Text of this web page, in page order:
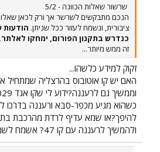
שרשור שאלות הכוונה - 5/2
הנכם מתבקשים לשרשר אך ורק לכאן שאלות
ציבורית, ונשמח לעזור ככל שניתן. הודעות
כנדרש בתקנון הפורום, ימחקו לאלתר.
זה ממש מיותר...
זקוק למידע כלשהו...
האם יש קו אוטובוס בהרצליה שמתחיל
כשהוא מגיע מכפר-סבא ורעננה בדרכו
להיפך?או שמא עדיף לרדת מהרכבת
ולהמשיך לרעננה עם קו 47? אשמח לשמועמידע ודעות.